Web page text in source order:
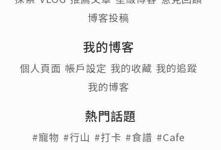
博客投稿
我的博客
個人頁面 帳戶設定 我的收藏 我的追蹤
我的博客
熱門話題
#寵物 #行山 #打卡 #食譜 #Cafe